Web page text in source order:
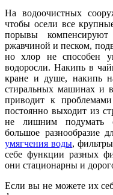
На водоочистных
чтобы осели все
порывы
ржавчиной и песком,
но хлор не способен
водоросли. Накипь в
кране и душе, накипь
стиральных машинах и
приводит к
постоянно выходит из
не лишним подумать
большое разнообразие
умягчения воды,
себе функции разных
они стационарны и
Если вы не можете их